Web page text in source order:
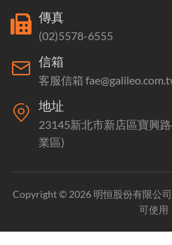
傳真
(02)5578-6555
信箱
客服信箱
地址
23145新北市新店區寶興
業區)
Copyright © 2026 明恒股份有限公
可使用